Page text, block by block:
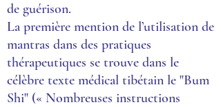
de guérison.
La première mention de l’utilisation de
mantras dans des pratiques
thérapeutiques se trouve dans le
célèbre texte médical tibétain le "Bum
Shi" (« Nombreuses instructions